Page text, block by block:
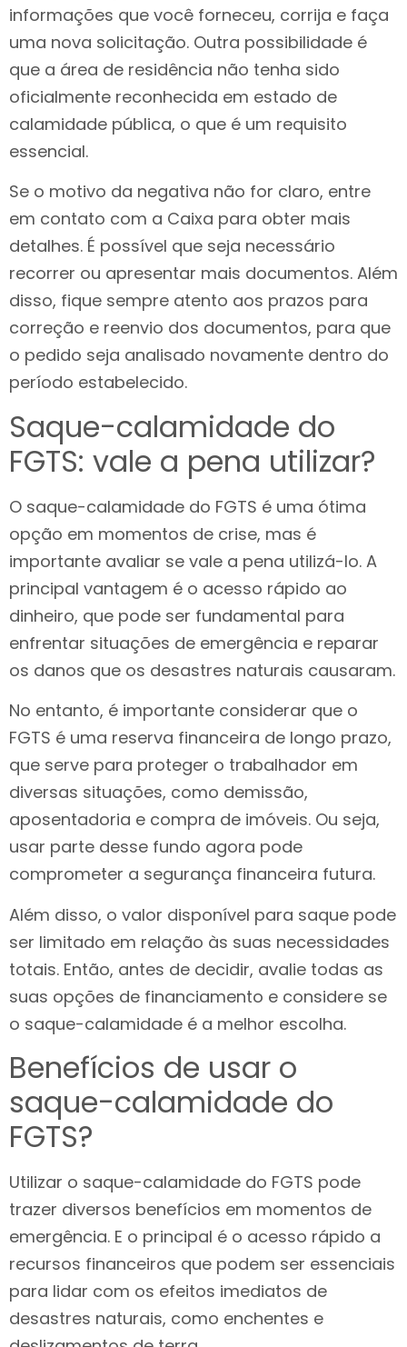
informações que você forneceu, corrija e faça
uma nova solicitação. Outra possibilidade é
que a área de residência não tenha sido
oficialmente reconhecida em estado de
calamidade pública, o que é um requisito
essencial.
Se o motivo da negativa não for claro, entre
em contato com a Caixa para obter mais
detalhes. É possível que seja necessário
recorrer ou apresentar mais documentos. Além
disso, fique sempre atento aos prazos para
correção e reenvio dos documentos, para que
o pedido seja analisado novamente dentro do
período estabelecido.
Saque-calamidade do
FGTS: vale a pena utilizar?
O saque-calamidade do FGTS é uma ótima
opção em momentos de crise, mas é
importante avaliar se vale a pena utilizá-lo. A
principal vantagem é o acesso rápido ao
dinheiro, que pode ser fundamental para
enfrentar situações de emergência e reparar
os danos que os desastres naturais causaram.
No entanto, é importante considerar que o
FGTS é uma reserva financeira de longo prazo,
que serve para proteger o trabalhador em
diversas situações, como demissão,
aposentadoria e compra de imóveis. Ou seja,
usar parte desse fundo agora pode
comprometer a segurança financeira futura.
Além disso, o valor disponível para saque pode
ser limitado em relação às suas necessidades
totais. Então, antes de decidir, avalie todas as
suas opções de financiamento e considere se
o saque-calamidade é a melhor escolha.
Benefícios de usar o
saque-calamidade do
FGTS?
Utilizar o saque-calamidade do FGTS pode
trazer diversos benefícios em momentos de
emergência. E o principal é o acesso rápido a
recursos financeiros que podem ser essenciais
para lidar com os efeitos imediatos de
desastres naturais, como enchentes e